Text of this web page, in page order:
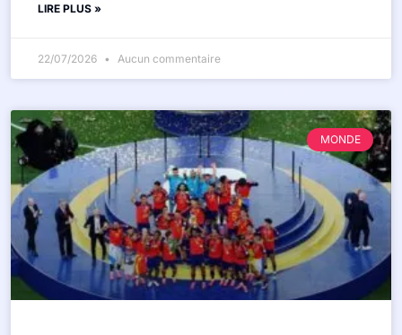
LIRE PLUS »
22/07/2026 Aucun commentaire
MONDE